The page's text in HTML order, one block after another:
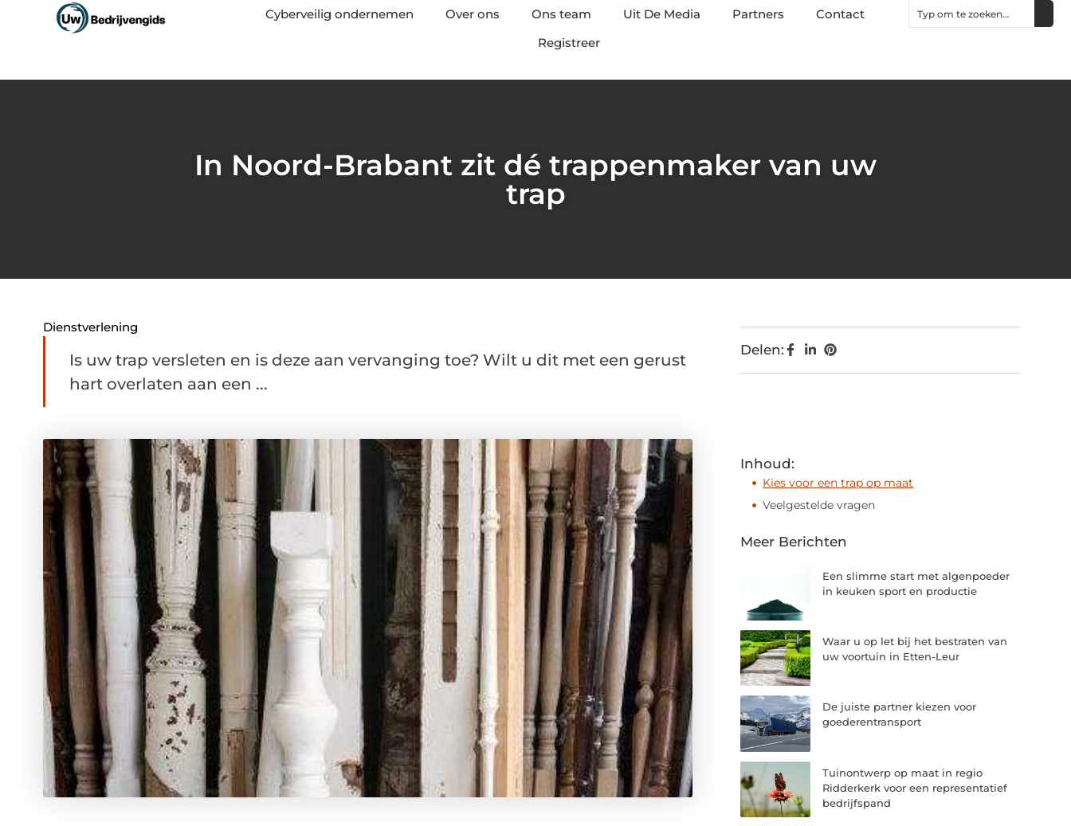
Cyberveilig ondernemen Over ons Ons team Uit De Media Partners
Contact
Registreer
In Noord-Brabant zit dé trappenmaker van uw
trap
Dienstverlening
Is uw trap versleten en is deze aan vervanging toe? Wilt u dit met een gerust
hart overlaten aan een ...
Delen:
Inhoud:
Kies voor een trap op maat
Veelgestelde vragen
Meer Berichten
Een slimme start met algenpoeder
in keuken sport en productie
Waar u op let bij het bestraten van
uw voortuin in Etten-Leur
De juiste partner kiezen voor
goederentransport
Tuinontwerp op maat in regio
Ridderkerk voor een representatief
bedrijfspand